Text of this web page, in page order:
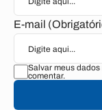
E-mail
Salvar meus
comentar.